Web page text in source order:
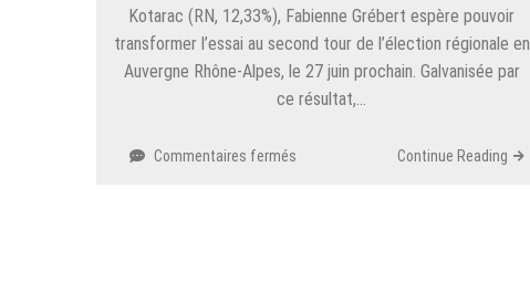
Kotarac (RN, 12,33%), Fabienne Grébert espère pouvoir
transformer l’essai au second tour de l’élection régionale en
Auvergne Rhône-Alpes, le 27 juin prochain. Galvanisée par
ce résultat,…
Commentaires fermés Continue Reading